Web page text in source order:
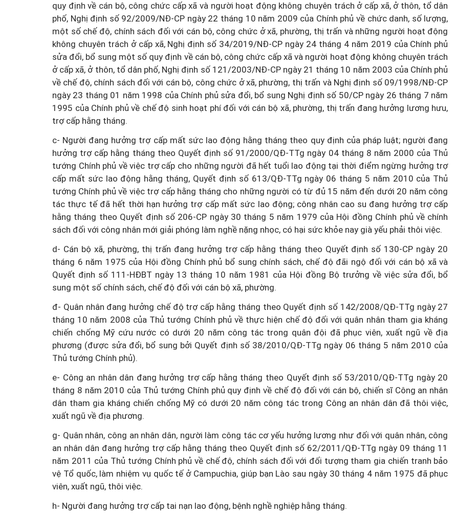
quy định về cán bộ, công chức cấp xã và người hoạt động không chuyên trách ở cấp xã, ở thôn, tổ dân
phố, Nghị định số 92/2009/NĐ-CP ngày 22 tháng 10 năm 2009 của Chính phủ về chức danh, số lượng,
một số chế độ, chính sách đối với cán bộ, công chức ở xã, phường, thị trấn và những người hoạt động
không chuyên trách ở cấp xã, Nghị định số 34/2019/NĐ-CP ngày 24 tháng 4 năm 2019 của Chính phủ
sửa đổi, bổ sung một số quy định về cán bộ, công chức cấp xã và người hoạt động không chuyên trách
ở cấp xã, ở thôn, tổ dân phố, Nghị định số 121/2003/NĐ-CP ngày 21 tháng 10 năm 2003 của Chính phủ
về chế độ, chính sách đối với cán bộ, công chức ở xã, phường, thị trấn và Nghị định số 09/1998/NĐ-CP
ngày 23 tháng 01 năm 1998 của Chính phủ sửa đổi, bổ sung Nghị định số 50/CP ngày 26 tháng 7 năm
1995 của Chính phủ về chế độ sinh hoạt phí đối với cán bộ xã, phường, thị trấn đang hưởng lương hưu,
trợ cấp hằng tháng.
c- Người đang hưởng trợ cấp mất sức lao động hằng tháng theo quy định của pháp luật; người đang
hưởng trợ cấp hằng tháng theo Quyết định số 91/2000/QĐ-TTg ngày 04 tháng 8 năm 2000 của Thủ
tướng Chính phủ về việc trợ cấp cho những người đã hết tuổi lao động tại thời điểm ngừng hưởng trợ
cấp mất sức lao động hằng tháng, Quyết định số 613/QĐ-TTg ngày 06 tháng 5 năm 2010 của Thủ
tướng Chính phủ về việc trợ cấp hằng tháng cho những người có từ đủ 15 năm đến dưới 20 năm công
tác thực tế đã hết thời hạn hưởng trợ cấp mất sức lao động; công nhân cao su đang hưởng trợ cấp
hằng tháng theo Quyết định số 206-CP ngày 30 tháng 5 năm 1979 của Hội đồng Chính phủ về chính
sách đối với công nhân mới giải phóng làm nghề nặng nhọc, có hại sức khỏe nay già yếu phải thôi việc.
d- Cán bộ xã, phường, thị trấn đang hưởng trợ cấp hằng tháng theo Quyết định số 130-CP ngày 20
tháng 6 năm 1975 của Hội đồng Chính phủ bổ sung chính sách, chế độ đãi ngộ đối với cán bộ xã và
Quyết định số 111-HĐBT ngày 13 tháng 10 năm 1981 của Hội đồng Bộ trưởng về việc sửa đổi, bổ
sung một số chính sách, chế độ đối với cán bộ xã, phường.
đ- Quân nhân đang hưởng chế độ trợ cấp hằng tháng theo Quyết định số 142/2008/QĐ-TTg ngày 27
tháng 10 năm 2008 của Thủ tướng Chính phủ về thực hiện chế độ đối với quân nhân tham gia kháng
chiến chống Mỹ cứu nước có dưới 20 năm công tác trong quân đội đã phục viên, xuất ngũ về địa
phương (được sửa đổi, bổ sung bởi Quyết định số 38/2010/QĐ-TTg ngày 06 tháng 5 năm 2010 của
Thủ tướng Chính phủ).
e- Công an nhân dân đang hưởng trợ cấp hằng tháng theo Quyết định số 53/2010/QĐ-TTg ngày 20
tháng 8 năm 2010 của Thủ tướng Chính phủ quy định về chế độ đối với cán bộ, chiến sĩ Công an nhân
dân tham gia kháng chiến chống Mỹ có dưới 20 năm công tác trong Công an nhân dân đã thôi việc,
xuất ngũ về địa phương.
g- Quân nhân, công an nhân dân, người làm công tác cơ yếu hưởng lương như đối với quân nhân, công
an nhân dân đang hưởng trợ cấp hằng tháng theo Quyết định số 62/2011/QĐ-TTg ngày 09 tháng 11
năm 2011 của Thủ tướng Chính phủ về chế độ, chính sách đối với đối tượng tham gia chiến tranh bảo
vệ Tổ quốc, làm nhiệm vụ quốc tế ở Campuchia, giúp bạn Lào sau ngày 30 tháng 4 năm 1975 đã phục
viên, xuất ngũ, thôi việc.
h- Người đang hưởng trợ cấp tai nạn lao động, bệnh nghề nghiệp hằng tháng.
Một cuộc hôn nhân tan vỡ, 3
mảnh đất và bản án vì lẽ công
bằng
Hà Nội thu hút bác sĩ về trạm y
tiếp cận các dịch vụ y tế kỹ thuật
cao